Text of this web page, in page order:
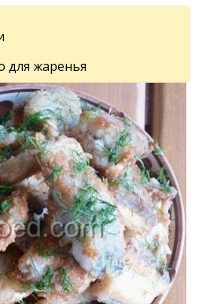
для жаренья